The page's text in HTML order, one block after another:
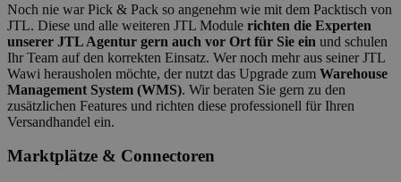
Noch nie war Pick & Pack so angenehm wie mit dem Packtisch von
JTL. Diese und alle weiteren JTL Module richten die Experten
unserer JTL Agentur gern auch vor Ort für Sie ein und schulen
Ihr Team auf den korrekten Einsatz. Wer noch mehr aus seiner JTL
Wawi herausholen möchte, der nutzt das Upgrade zum Warehouse
Management System (WMS). Wir beraten Sie gern zu den
zusätzlichen Features und richten diese professionell für Ihren
Versandhandel ein.
Marktplätze & Connectoren